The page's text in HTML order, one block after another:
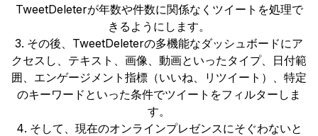
TweetDeleterが年数や件数に関係なくツイートを処理で
きるようにします。
その後、TweetDeleterの多機能なダッシュボードにア
クセスし、テキスト、画像、動画といったタイプ、日付範
囲、エンゲージメント指標（いいね、リツイート）、特定
のキーワードといった条件でツイートをフィルターしま
す。
そして、現在のオンラインプレゼンスにそぐわないと